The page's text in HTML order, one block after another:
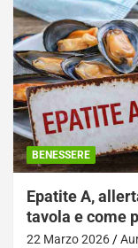
BENESSERE
Epatite A,
tavola e come
22 Marzo 2026